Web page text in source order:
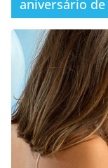
aniversário de